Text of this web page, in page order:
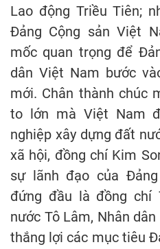
Lao động Triều Tiên;
Đảng Cộng sản Việt
mốc quan trọng để
dân Việt Nam bước
mới. Chân thành chúc
to lớn mà Việt Nam
nghiệp xây dựng đất
xã hội, đồng chí Kim
sự lãnh đạo của
đứng đầu là đồng chí
nước Tô Lâm, Nhân
thắng lợi các mục tiêu